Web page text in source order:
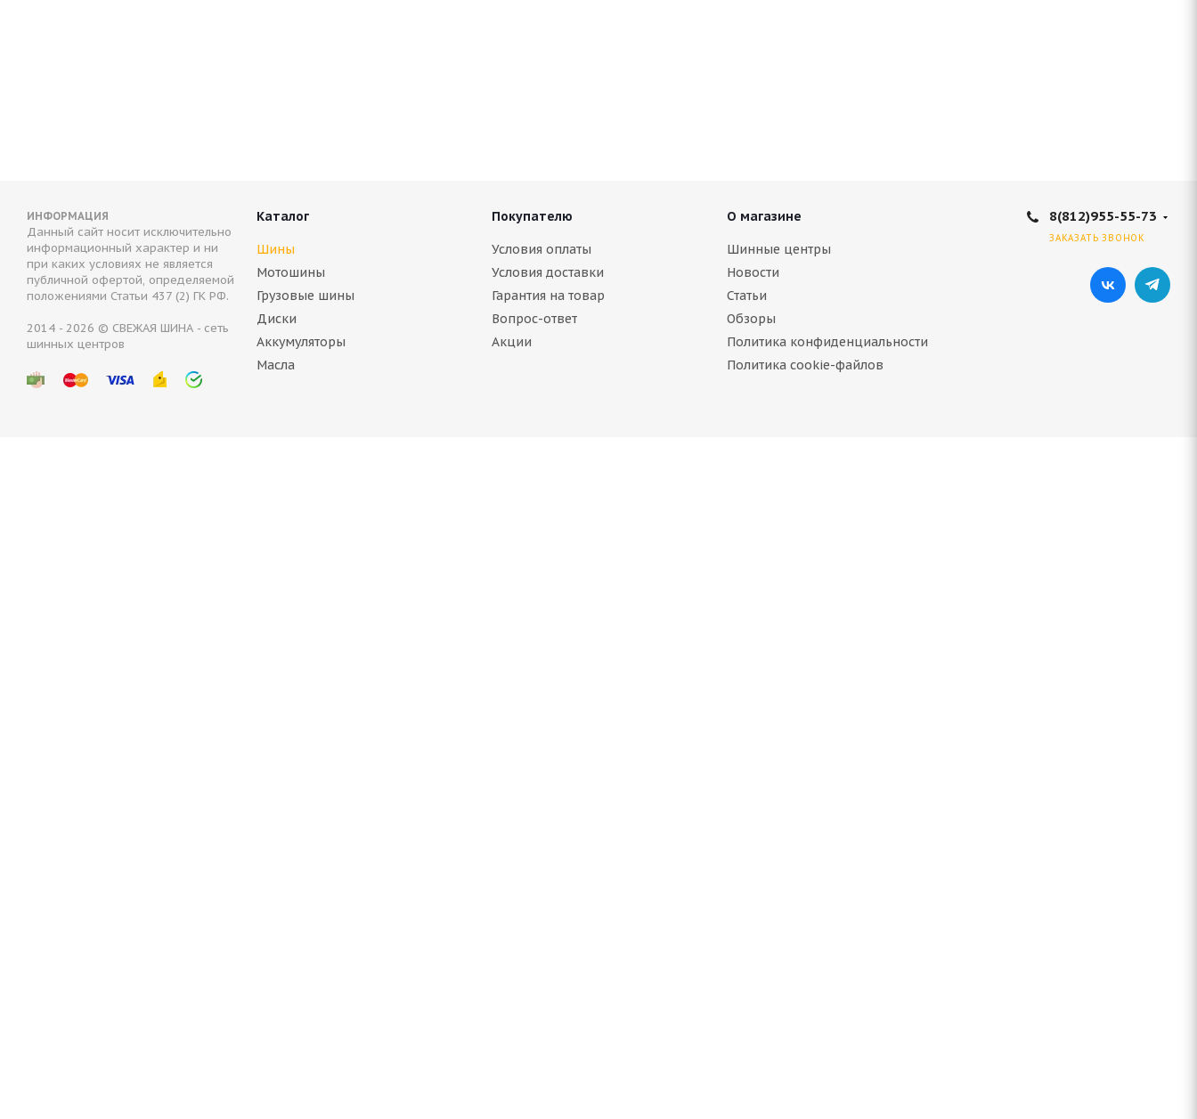
Bridgestone Blizzak Spike-01 175/70 R14 84T
ИНФОРМАЦИЯ
Данный сайт носит исключительно
информационный характер и ни
при каких условиях не является
публичной офертой, определяемой
положениями Статьи 437 (2) ГК РФ.
2014 - 2026 © СВЕЖАЯ ШИНА - сеть
шинных центров
Каталог
Шины
Мотошины
Грузовые шины
Диски
Аккумуляторы
Масла
Покупателю
Условия оплаты
Условия доставки
Гарантия на товар
Вопрос-ответ
Акции
О магазине
Шинные центры
Новости
Статьи
Обзоры
Политика конфиденциальности
Политика cookie-файлов
8(812)955-55-73
ЗАКАЗАТЬ ЗВОНОК